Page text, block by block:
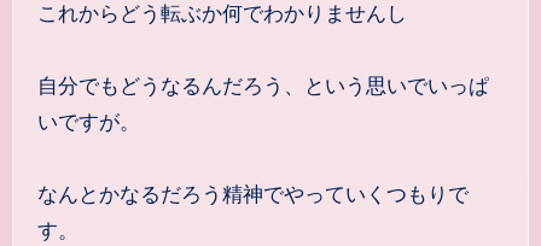
これからどう転ぶか何でわかりませんし
自分でもどうなるんだろう、という思いでいっぱ
いですが。
なんとかなるだろう精神でやっていくつもりで
す。